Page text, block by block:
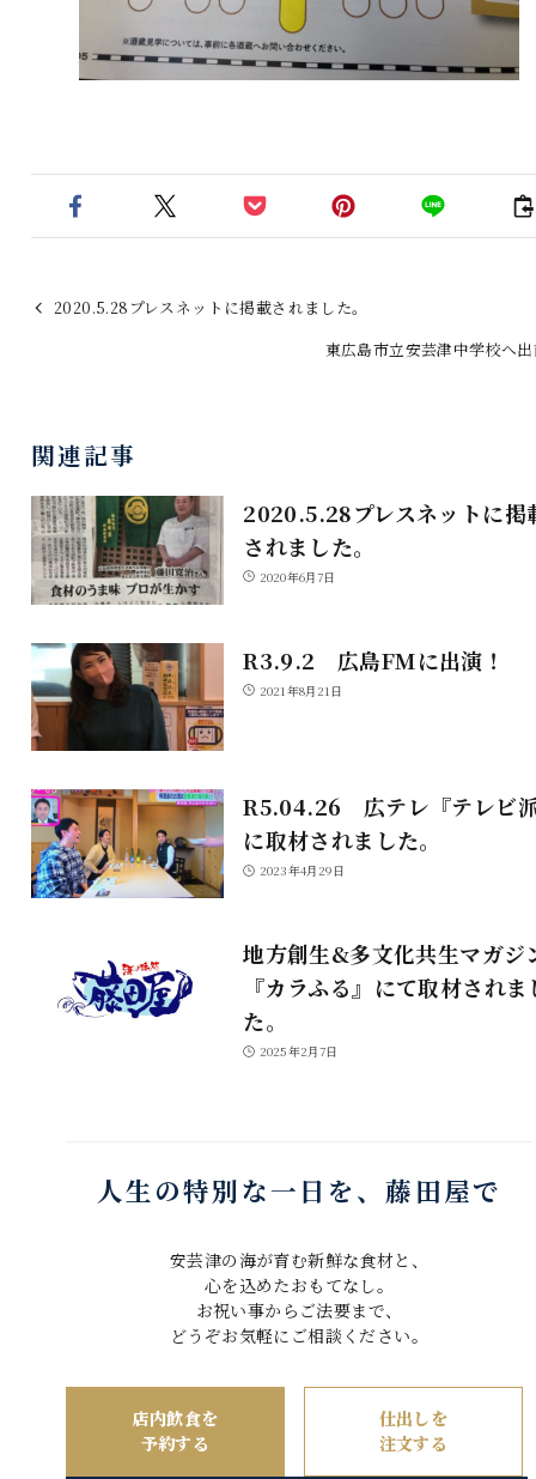
2020.5.28プレスネットに掲載されました。
東広島市立安芸津中学校へ
関連記事
2020.5.28プレスネットに掲
されました。
2020年6月7日
R3.9.2 広島FMに出演！
2021年8月21日
R5.04.26 広テレ『テレビ
に取材されました。
2023年4月29日
地方創生&多文化共生マガジ
『カラふる』にて取材されま
た。
2025年2月7日
人生の特別な一日を、藤田屋で
安芸津の海が育む新鮮な食材と、
心を込めたおもてなし。
お祝い事からご法要まで、
どうぞお気軽にご相談ください。
店内飲食を
予約する
仕出しを
注文する